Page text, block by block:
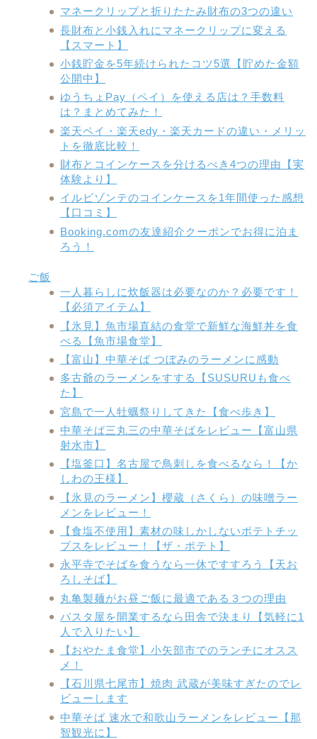
マネークリップと折りたたみ財布の3つの違い
長財布と小銭入れにマネークリップに変える
【スマート】
小銭貯金を5年続けられたコツ5選【貯めた金額
公開中】
ゆうちょPay（ペイ）を使える店は？手数料
は？まとめてみた！
楽天ペイ・楽天edy・楽天カードの違い・メリッ
トを徹底比較！
財布とコインケースを分けるべき4つの理由【実
体験より】
イルビゾンテのコインケースを1年間使った感想
【口コミ】
Booking.comの友達紹介クーポンでお得に泊ま
ろう！
ご飯
一人暮らしに炊飯器は必要なのか？必要です！
【必須アイテム】
【氷見】魚市場直結の食堂で新鮮な海鮮丼を食
べる【魚市場食堂】
【富山】中華そば つぼみのラーメンに感動
多古爺のラーメンをすする【SUSURUも食べ
た】
宮島で一人牡蠣祭りしてきた【食べ歩き】
中華そば三丸三の中華そばをレビュー【富山県
射水市】
【塩釜口】名古屋で鳥刺しを食べるなら！【か
しわの王様】
【氷見のラーメン】櫻蔵（さくら）の味噌ラー
メンをレビュー！
【食塩不使用】素材の味しかしないポテトチッ
プスをレビュー！【ザ・ポテト】
永平寺でそばを食うなら一休ですすろう【天お
ろしそば】
丸亀製麺がお昼ご飯に最適である３つの理由
パスタ屋を開業するなら田舎で決まり【気軽に1
人で入りたい】
【おやたま食堂】小矢部市でのランチにオスス
メ！
【石川県七尾市】焼肉 武蔵が美味すぎたのでレ
ビューします
中華そば 速水で和歌山ラーメンをレビュー【那
智観光に】